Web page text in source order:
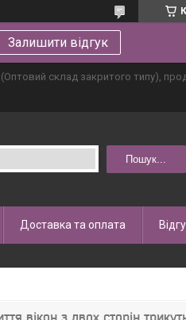
Залишити відгук
склад закритого типу),
Пошук...
Доставка та оплата
вікон з двох сторін